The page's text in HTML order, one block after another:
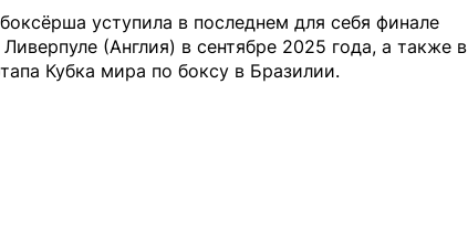
уступила в последнем для себя финале
(Англия) в сентябре 2025 года, а также в
Кубка мира по боксу в Бразилии.